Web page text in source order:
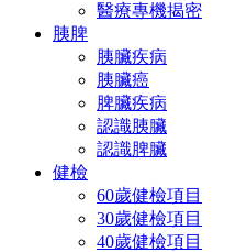
醫療專機揭密
胰脾
胰臟疾病
胰臟癌
脾臟疾病
認識胰臟
認識脾臟
健檢
60歲健檢項目
30歲健檢項目
40歲健檢項目